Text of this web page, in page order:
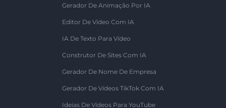
Gerador De Animação Por IA
Editor De Vídeo Com IA
IA De Texto Para Vídeo
Construtor De Sites Com IA
Gerador De Nome De Empresa
Gerador De Vídeos TikTok Com IA
Ideias De Vídeos Para YouTube